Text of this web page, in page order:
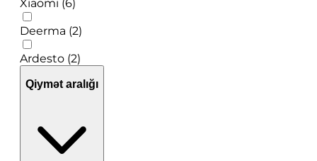
Xiaomi (6)
Deerma (2)
Ardesto (2)
Qiymət aralığı